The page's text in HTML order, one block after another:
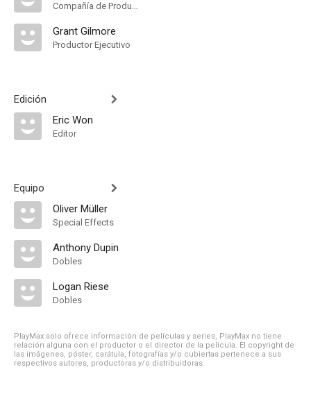
Compañía de Produccion
Grant Gilmore
Productor Ejecutivo
Edición
Eric Won
Editor
Equipo
Oliver Müller
Special Effects
Anthony Dupin
Dobles
Logan Riese
Dobles
PlayMax solo ofrece información de películas y series, PlayMax no tiene
relación alguna con el productor o el director de la película. El copyright de
las imágenes, póster, carátula, fotografías y/o cubiertas pertenece a sus
respectivos autores, productoras y/o distribuidoras.